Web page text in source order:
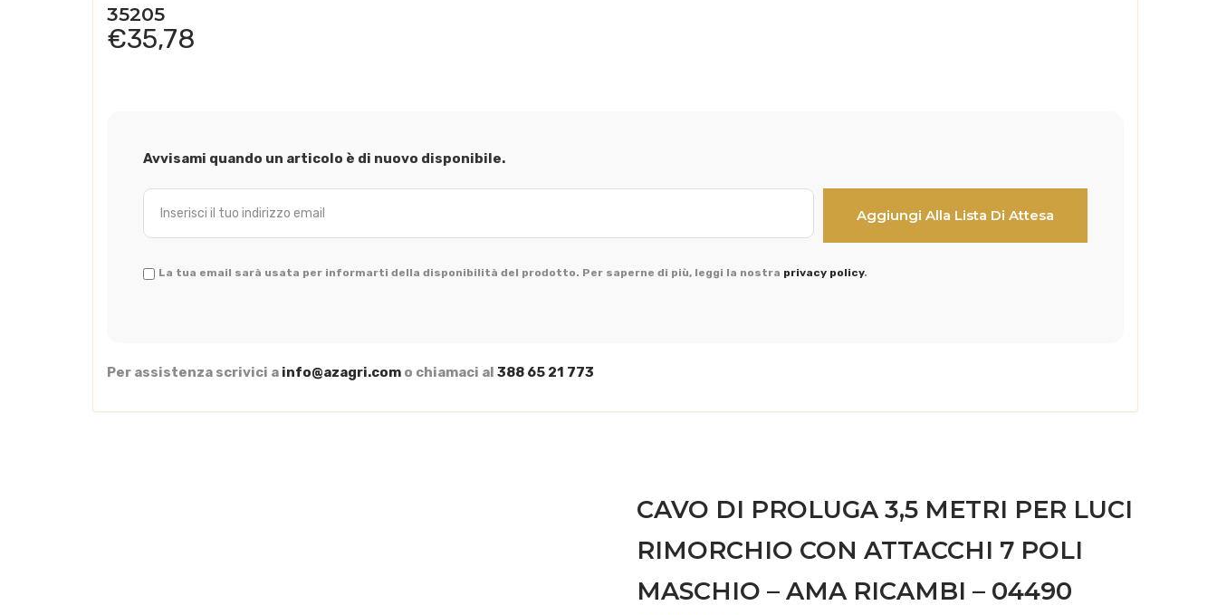
35205
€35,78
Avvisami quando un articolo è di nuovo disponibile.
La tua email sarà usata per informarti della disponibilità del prodotto. Per saperne di più, leggi la nostra privacy policy.
Per assistenza scrivici a info@azagri.com o chiamaci al 388 65 21 773
CAVO DI PROLUGA 3,5 METRI PER LUCI
RIMORCHIO CON ATTACCHI 7 POLI
MASCHIO – AMA RICAMBI – 04490